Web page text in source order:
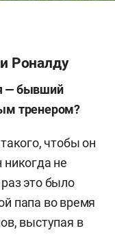
Роналду
—бывший
тренером?
чтобы он
не
это было
папа во время
выступая в